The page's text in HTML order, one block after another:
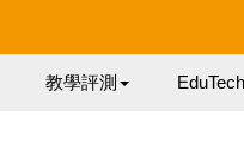
教學評測 EduTech